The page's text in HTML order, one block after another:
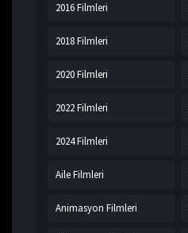
2016 Filmleri
2018 Filmleri
2020 Filmleri
2022 Filmleri
2024 Filmleri
Aile Filmleri
Animasyon Filmleri